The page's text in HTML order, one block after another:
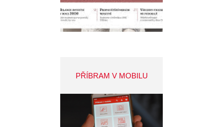
PŘÍBRAM V MOBILU